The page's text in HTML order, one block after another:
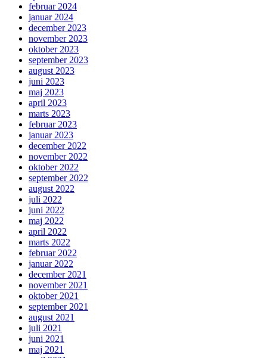
februar 2024
januar 2024
december 2023
november 2023
oktober 2023
september 2023
august 2023
juni 2023
maj 2023
april 2023
marts 2023
februar 2023
januar 2023
december 2022
november 2022
oktober 2022
september 2022
august 2022
juli 2022
juni 2022
maj 2022
april 2022
marts 2022
februar 2022
januar 2022
december 2021
november 2021
oktober 2021
september 2021
august 2021
juli 2021
juni 2021
maj 2021